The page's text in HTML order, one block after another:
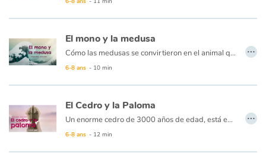
Dyslexie, troubles de la lecture
Nos listes de lecture
Les plus lus
El mono y la medusa
Cómo las medusas se convirtieron en el animal que hoy conocemos ...
6-8 ans - 10 min
…
El Cedro y la Paloma
Un enorme cedro de 3000 años de edad, está en la frontera entre dos reinos... Los sultanes solían reunirse bajo su suave sombra para hablar en voz baja. Sin embargo, un día, se enojan por una tontería. Las sospechas aumentan y el viejo cedro, que conoce el corazón de los hombres, teme por la paz. ¿Podrá un árbol evitar una guerra? Sí, si es ayudado por una paloma, hablará la voz de la razón y dará sabiduría a los dos sultanes al enseñarles que sus diferencias son fuente de gran riqueza...
6-8 ans - 12 min
…